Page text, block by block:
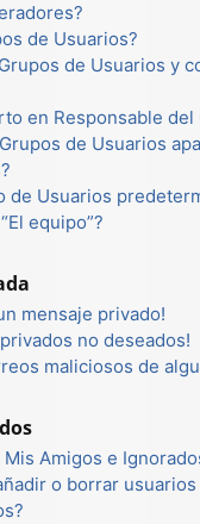
de Usuarios?
de Usuarios y
en Responsable del
de Usuarios
de Usuarios
equipo”?
mensaje privado!
no deseados!
maliciosos de
Amigos e
o borrar